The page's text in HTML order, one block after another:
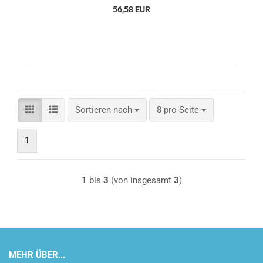
56,58 EUR
Sortieren nach
Sortieren nach 8 pro Seite
pro Seite
1
1 bis 3 (von insgesamt 3)
MEHR ÜBER...